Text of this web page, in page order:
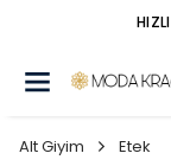
Alt Giyim Etek